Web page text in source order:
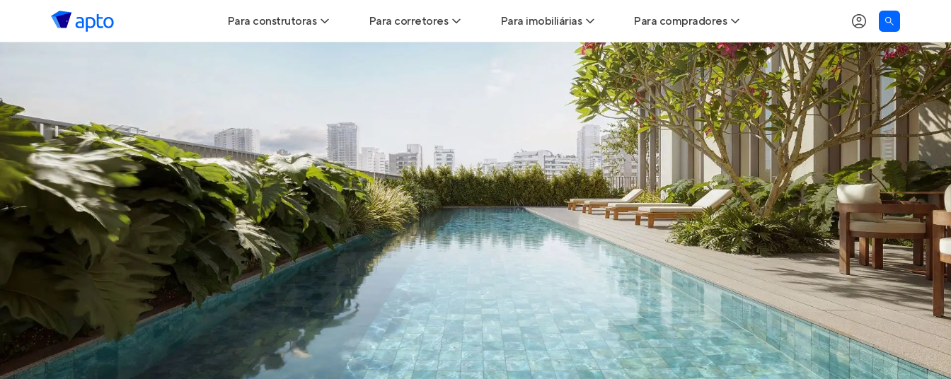
Para construtoras
Geração de Vendas
Maiores Construtoras
Parcerias Imobiliárias
Anunciar Imóveis
Para corretores
Parcerias imobiliárias
Hub de Corretores
Perfil Verificado
Anunciar imóveis
Para imobiliárias
Leads para Imobiliárias
Hub de imobiliárias
Anunciar imóveis
Para compradores
Buscar um imóvel novo
Calcule seu Poder de Compra
Comprar x Alugar
Correção do INCC
Simulador de Financiamento
Encontre um corretor